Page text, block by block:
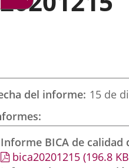
del informe 15 de
Informe BICA de calidad
bica20201215 (196.8 KB